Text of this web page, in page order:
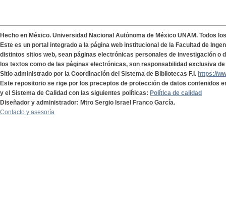
Hecho en México. Universidad Nacional Autónoma de México UNAM. Todos
Este es un portal integrado a la página web institucional de la Facultad de
distintos sitios web, sean páginas electrónicas personales de investigación o
los textos como de las páginas electrónicas, son responsabilidad exclusiva
Sitio administrado por la Coordinación del Sistema de Bibliotecas F.I. https://
Este repositorio se rige por los preceptos de protección de datos contenidos
y el Sistema de Calidad con las siguientes políticas: Política de calidad
Diseñador y administrador: Mtro Sergio Israel Franco García.
Contacto y asesoría